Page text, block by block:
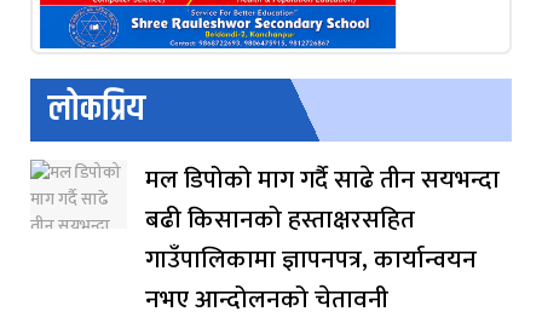
लोकप्रिय
मल डिपोको माग गर्दै साढे तीन सयभन्दा
बढी किसानको हस्ताक्षरसहित
गाउँपालिकामा ज्ञापनपत्र, कार्यान्वयन
नभए आन्दोलनको चेतावनी